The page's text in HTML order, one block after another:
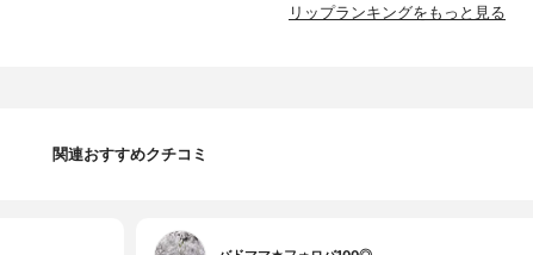
リップランキングをもっと見る
関連おすすめクチコミ